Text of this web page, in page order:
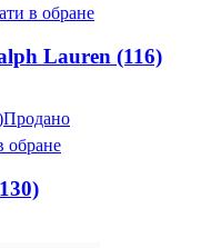
в обране
Lauren (116)
Продано
обране